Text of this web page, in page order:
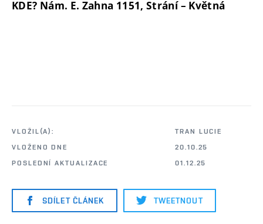
KDE? Nám. E. Zahna 1151, Strání – Květná
VLOŽIL(A):
TRAN LUCIE
VLOŽENO DNE
20.10.25
POSLEDNÍ AKTUALIZACE
01.12.25
SDÍLET ČLÁNEK TWEETNOUT